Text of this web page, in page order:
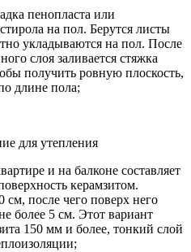
пенопласта или
на пол. Берутся листы
укладываются на пол. После
слоя заливается стяжка
получить ровную плоскость,
длине пола;
для утепления
и на балконе составляет
керамзитом.
см, после чего поверх него
более 5 см. Этот вариант
150 мм и более, тонкий слой